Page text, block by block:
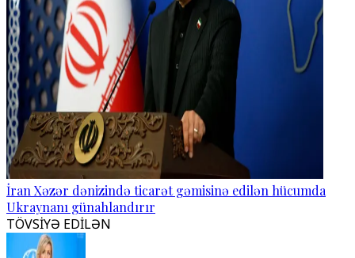
İran Xəzər dənizində ticarət gəmisinə edilən hücumda
Ukraynanı günahlandırır
TÖVSİYƏ EDİLƏN